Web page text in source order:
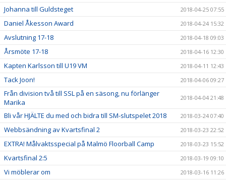
Johanna till Guldsteget 2018-04-25 07:55
Daniel Åkesson Award 2018-04-24 15:32
Avslutning 17-18 2018-04-18 09:03
Årsmöte 17-18 2018-04-16 12:30
Kapten Karlsson till U19 VM 2018-04-11 12:43
Tack Joon! 2018-04-06 09:27
Från division två till SSL på en säsong, nu förlänger
Marika
2018-04-04 21:48
Bli vår HJÄLTE du med och bidra till SM-slutspelet 2018 2018-03-24 07:40
Webbsändning av Kvartsfinal 2 2018-03-23 22:52
EXTRA! Målvaktsspecial på Malmö Floorball Camp 2018-03-23 15:52
Kvartsfinal 2:5 2018-03-19 09:10
Vi möblerar om 2018-03-16 11:26